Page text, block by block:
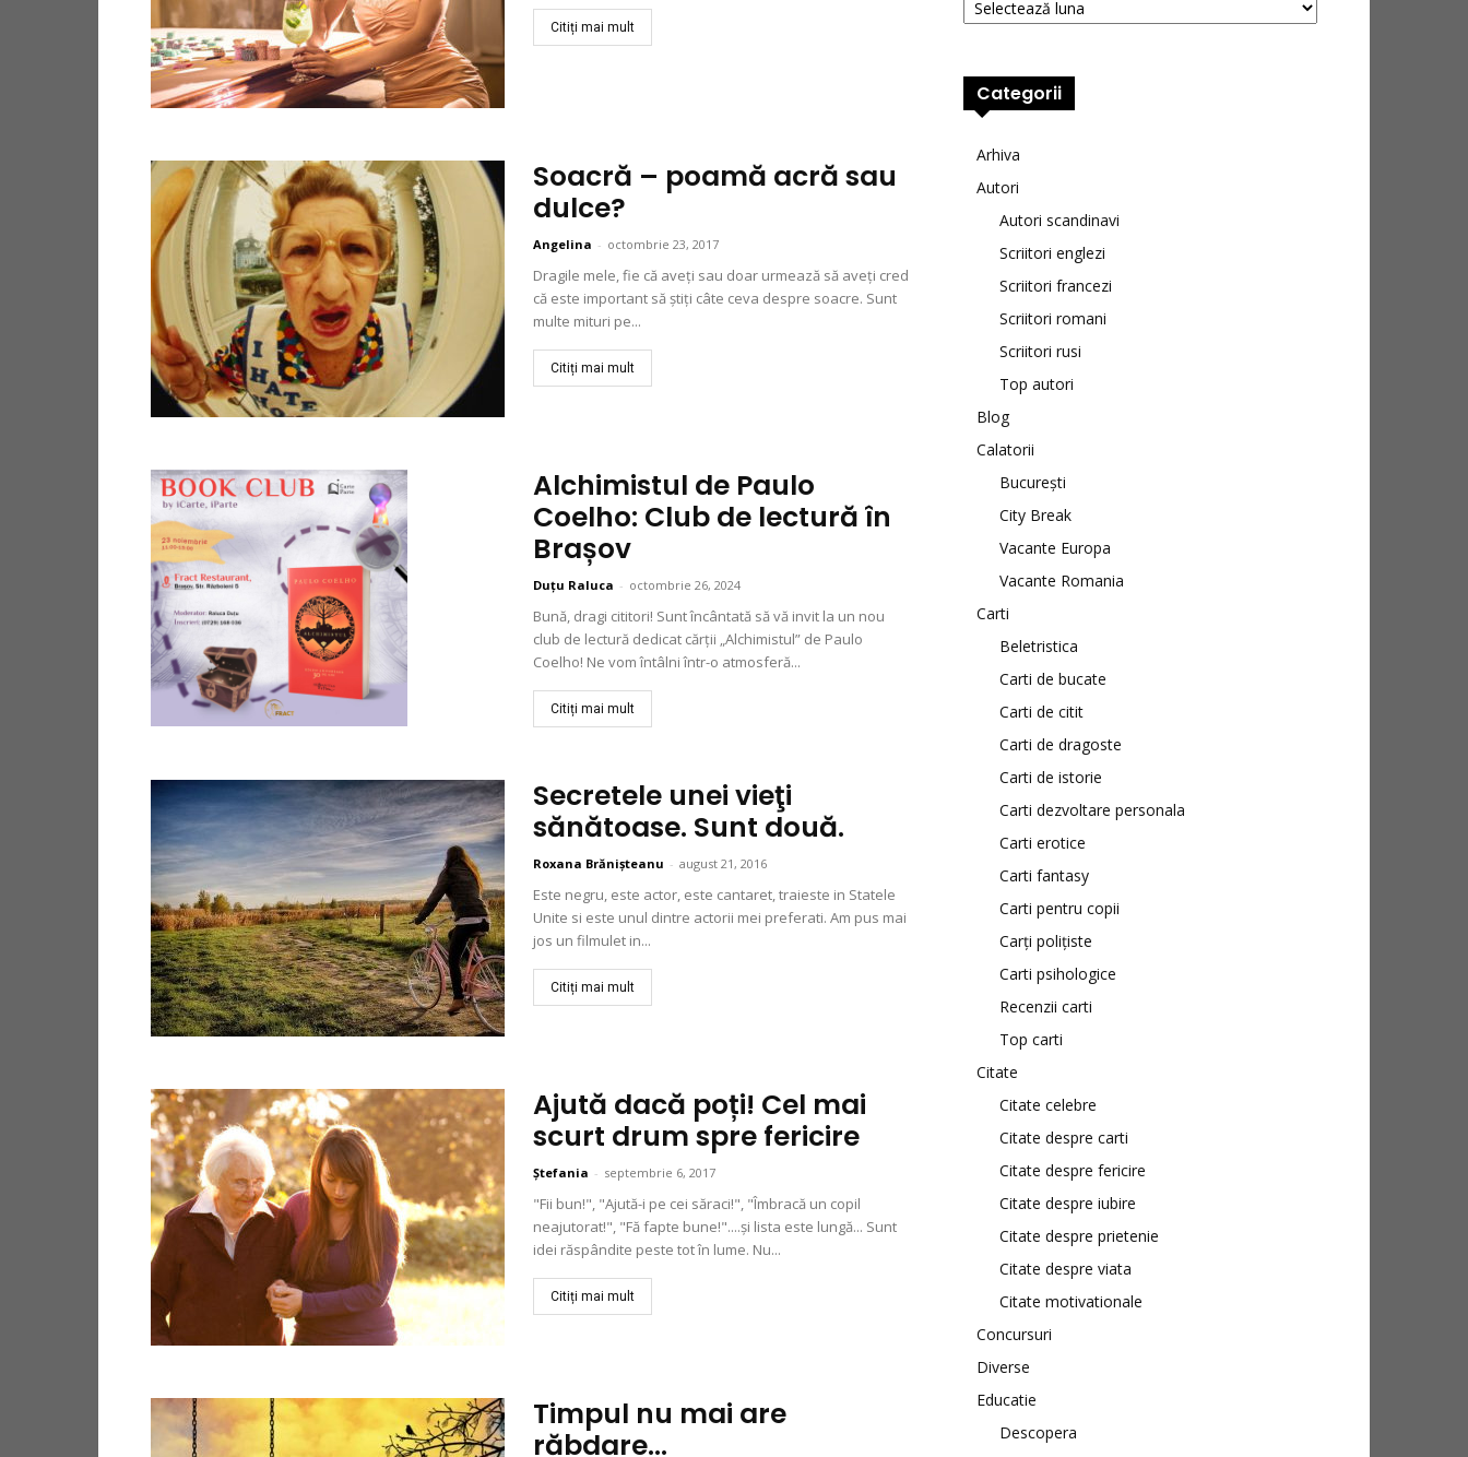
Citiți mai mult
Soacră – poamă acră sau
dulce?
Angelina - octombrie 23, 2017
Dragile mele, fie că aveți sau doar urmează să aveți cred
că este important să știți câte ceva despre soacre. Sunt
multe mituri pe...
Citiți mai mult
Alchimistul de Paulo
Coelho: Club de lectură în
Brașov
Duțu Raluca - octombrie 26, 2024
Bună, dragi cititori! Sunt încântată să vă invit la un nou
club de lectură dedicat cărții „Alchimistul” de Paulo
Coelho! Ne vom întâlni într-o atmosferă...
Citiți mai mult
Secretele unei vieţi
sănătoase. Sunt două.
Roxana Brănișteanu - august 21, 2016
Este negru, este actor, este cantaret, traieste in Statele
Unite si este unul dintre actorii mei preferati. Am pus mai
jos un filmulet in...
Citiți mai mult
Ajută dacă poți! Cel mai
scurt drum spre fericire
Ștefania - septembrie 6, 2017
"Fii bun!", "Ajută-i pe cei săraci!", "Îmbracă un copil
neajutorat!", "Fă fapte bune!"....și lista este lungă... Sunt
idei răspândite peste tot în lume. Nu...
Citiți mai mult
Timpul nu mai are
răbdare…
Categorii
Arhiva
Autori
Autori scandinavi
Scriitori englezi
Scriitori francezi
Scriitori romani
Scriitori rusi
Top autori
Blog
Calatorii
București
City Break
Vacante Europa
Vacante Romania
Carti
Beletristica
Carti de bucate
Carti de citit
Carti de dragoste
Carti de istorie
Carti dezvoltare personala
Carti erotice
Carti fantasy
Carti pentru copii
Carți polițiste
Carti psihologice
Recenzii carti
Top carti
Citate
Citate celebre
Citate despre carti
Citate despre fericire
Citate despre iubire
Citate despre prietenie
Citate despre viata
Citate motivationale
Concursuri
Diverse
Educatie
Descopera